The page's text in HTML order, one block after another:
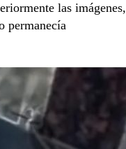
las imágenes,
permanecía